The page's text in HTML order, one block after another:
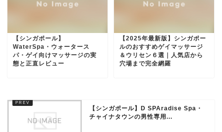
【シンガポール】
WaterSpa・ウォータース
パ・ゲイ向けマッサージの実
態と正直レビュー
【2025年最新版】シンガポー
ルのおすすめゲイマッサージ
＆ウリセン６選｜人気店から
穴場まで完全網羅
【シンガポール】D SPAradise Spa・
チャイナタウンの男性専用...